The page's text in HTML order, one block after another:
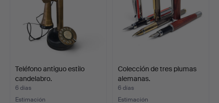
Teléfono antiguo estilo
candelabro.
6 días
Estimación
Colección de tres plumas
alemanas.
6 días
Estimación